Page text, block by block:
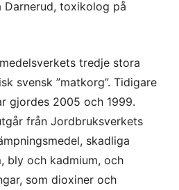
Darnerud, toxikolog på
tredje stora
svensk ”matkorg”. Tidigare
gjordes 2005 och 1999.
från Jordbruksverkets
skadliga
bly och kadmium, och
som dioxiner och